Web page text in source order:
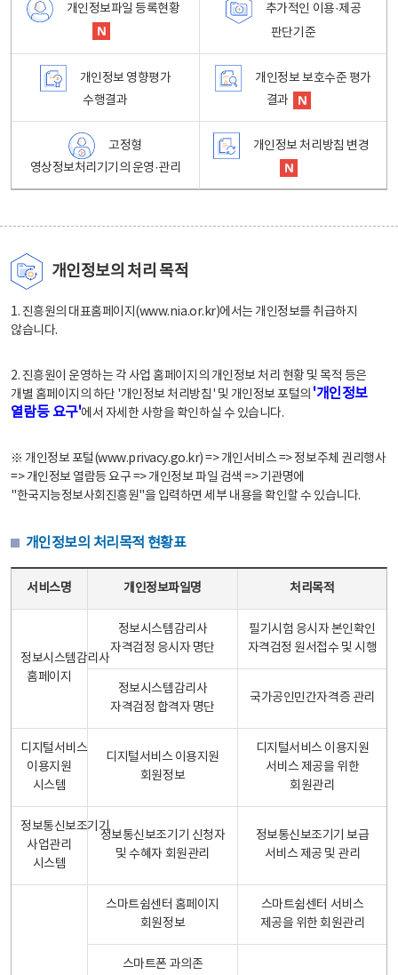
개인정보파일 등록현황
추가적인 이용·제공
판단기준
개인정보 영향평가
수행결과
개인정보 보호수준 평가
결과
고정형
영상정보처리기기의 운영·관리
개인정보 처리방침 변경
개인정보의 처리 목적
1. 진흥원의 대표홈페이지(www.nia.or.kr)에서는 개인정보를 취급하지
않습니다.
2. 진흥원이 운영하는 각 사업 홈페이지의 개인정보 처리 현황 및 목적 등은
개별 홈페이지의 하단 '개인정보 처리방침' 및 개인정보 포털의 '개인정보
열람등 요구'에서 자세한 사항을 확인하실 수 있습니다.
※ 개인정보 포털(www.privacy.go.kr) => 개인서비스 => 정보주체 권리행사
=> 개인정보 열람등 요구 => 개인정보 파일 검색 => 기관명에
"한국지능정보사회진흥원"을 입력하면 세부 내용을 확인할 수 있습니다.
개인정보의 처리목적 현황표
서비스명 개인정보파일명 처리목적
정보시스템감리사
홈페이지
정보시스템감리사
자격검정 응시자 명단
필기시험 응시자 본인확인
자격검정 원서접수 및 시행
정보시스템감리사
자격검정 합격자 명단
국가공인민간자격증 관리
디지털서비스
이용지원
시스템
디지털서비스 이용지원
회원정보
디지털서비스 이용지원
서비스 제공을 위한
회원관리
정보통신보조기기
사업관리
시스템
정보통신보조기기 신청자
및 수혜자 회원관리
정보통신보조기기 보급
서비스 제공 및 관리
스마트쉼센터 홈페이지
회원정보
스마트쉼센터 서비스
제공을 위한 회원관리
스마트폰 과의존